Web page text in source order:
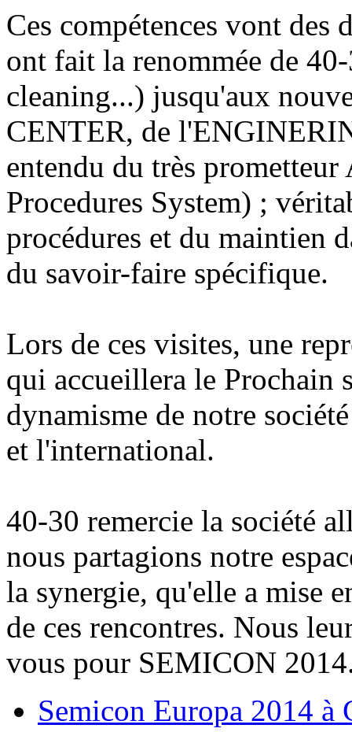
Ces compétences vont des
ont fait la renommée de
cleaning...) jusqu'aux
CENTER, de
entendu du très
Procedures System) ;
procédures et du maintien
du savoir-faire spécifique.
Lors de ces visites, une
qui accueillera le Prochain
dynamisme de notre
et l'international.
40-30 remercie la société
nous partagions notre
la synergie, qu'elle a mise
de ces rencontres. Nous
vous pour SEMICON
Semicon Europa 2014 à